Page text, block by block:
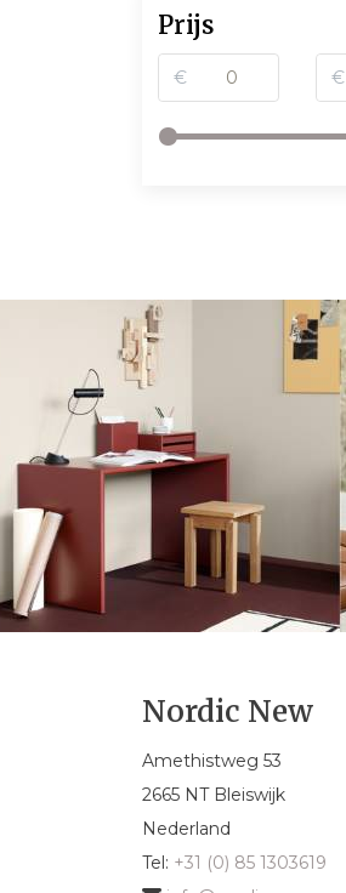
Prijs
€ €
Nordic New
Amethistweg 53
2665 NT Bleiswijk
Nederland
Tel: +31 (0) 85 1303619